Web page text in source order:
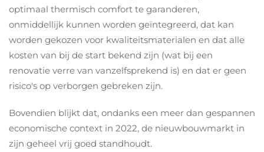
optimaal thermisch comfort te garanderen,
onmiddellijk kunnen worden geïntegreerd, dat kan
worden gekozen voor kwaliteitsmaterialen en dat alle
kosten van bij de start bekend zijn (wat bij een
renovatie verre van vanzelfsprekend is) en dat er geen
risico's op verborgen gebreken zijn.
Bovendien blijkt dat, ondanks een meer dan gespannen
economische context in 2022, de nieuwbouwmarkt in
zijn geheel vrij goed standhoudt.